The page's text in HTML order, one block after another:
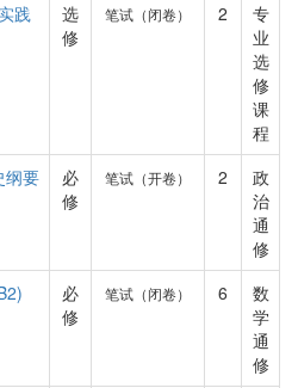
践
选
修
笔试（闭卷） 2
专
业
选
修
课
程
纲要
必
修
笔试（开卷） 2
政
治
通
修
必
修
笔试（闭卷） 6
数
学
通
修